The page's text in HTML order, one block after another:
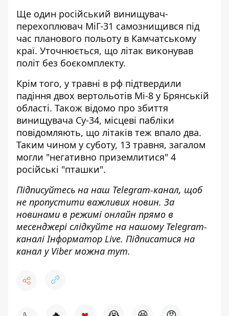
Ще один російський винищувач-
перехоплювач МіГ-31 самознищився під
час планового польоту в Камчатському
краї. Уточнюється, що літак виконував
політ без боєкомплекту.
Крім того, у травні в рф підтвердили
падіння двох вертольотів Мі-8 у Брянській
області. Також відомо про збиття
винищувача Су-34, місцеві пабліки
повідомляють, що літаків теж впало два.
Таким чином у суботу, 13 травня, загалом
могли "негативно приземлитися" 4
російські "пташки".
Підписуйтесь на наш Telegram-канал, щоб
не пропустити важливих новин. За
новинами в режимі онлайн прямо в
месенджері слідкуйте на нашому Telegram-
каналіІнформатор Live. Підписатися на
канал у Viber можна тут.